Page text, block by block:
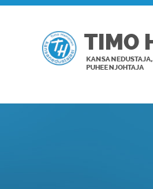
TIMO
PUHEENJOHTAJA